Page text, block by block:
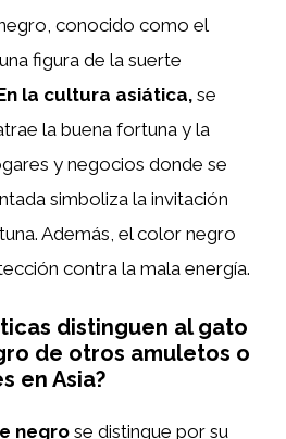
conocido como el
figura de la suerte
la cultura asiática, se
la buena fortuna y la
y negocios donde se
simboliza la invitación
Además, el color negro
contra la mala energía.
distinguen al gato
de otros amuletos o
en Asia?
negro se distingue por su